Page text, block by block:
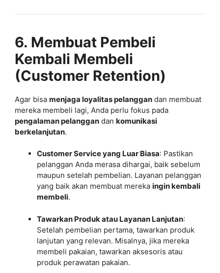
6. Membuat Pembeli
Kembali Membeli
(Customer Retention)
Agar bisa menjaga loyalitas pelanggan dan membuat
mereka membeli lagi, Anda perlu fokus pada
pengalaman pelanggan dan komunikasi
berkelanjutan.
Customer Service yang Luar Biasa: Pastikan
pelanggan Anda merasa dihargai, baik sebelum
maupun setelah pembelian. Layanan pelanggan
yang baik akan membuat mereka ingin kembali
membeli.
Tawarkan Produk atau Layanan Lanjutan:
Setelah pembelian pertama, tawarkan produk
lanjutan yang relevan. Misalnya, jika mereka
membeli pakaian, tawarkan aksesoris atau
produk perawatan pakaian.